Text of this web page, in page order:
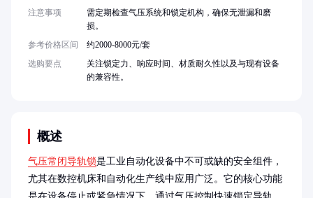
概述
气压常闭导轨锁是工业自动化设备中不可或缺的安全组件，
尤其在数控机床和自动化生产线中应用广泛。它的核心功能
注意事项
需定期检查气压系统和锁定机构，确保无泄漏和磨
损。
参考价格区间
约2000-8000元/套
选购要点
关注锁定力、响应时间、材质耐久性以及与现有设备
的兼容性。